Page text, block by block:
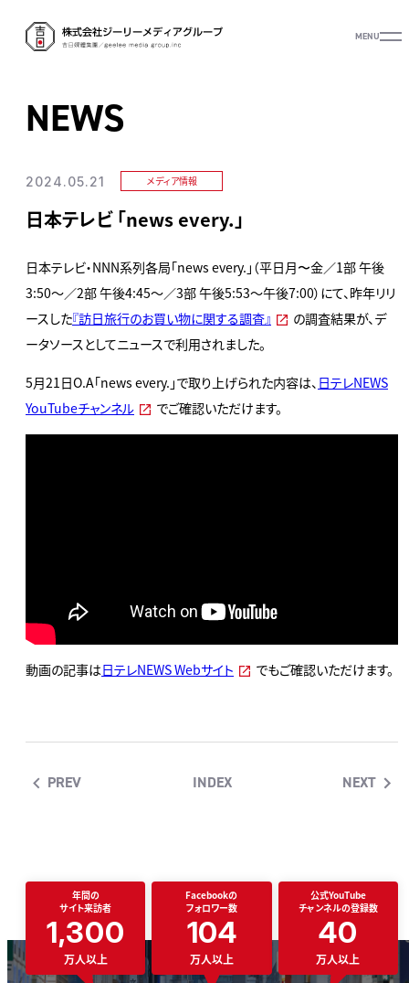
MENU
NEWS
2024.05.21 メディア情報
日本テレビ 「news every.」
日本テレビ・NNN系列各局「news every.」（平日月〜金／1部 午後
3:50～／2部 午後4:45～／3部 午後5:53～午後7:00）にて、昨年リリ
ースした『訪日旅行のお買い物に関する調査』
の調査結果が、デ
ータソースとしてニュースで利用されました。
5月21日O.A「news every.」で取り上げられた内容は、日テレNEWS
YouTubeチャンネル
でご確認いただけます。
動画の記事は日テレNEWS Webサイト でもご確認いただけます。
PREV INDEX NEXT
年間の
サイト来訪者
1,300
万人以上
Facebookの
フォロワー数
104
万人以上
公式YouTube
チャンネルの登録数
40
万人以上